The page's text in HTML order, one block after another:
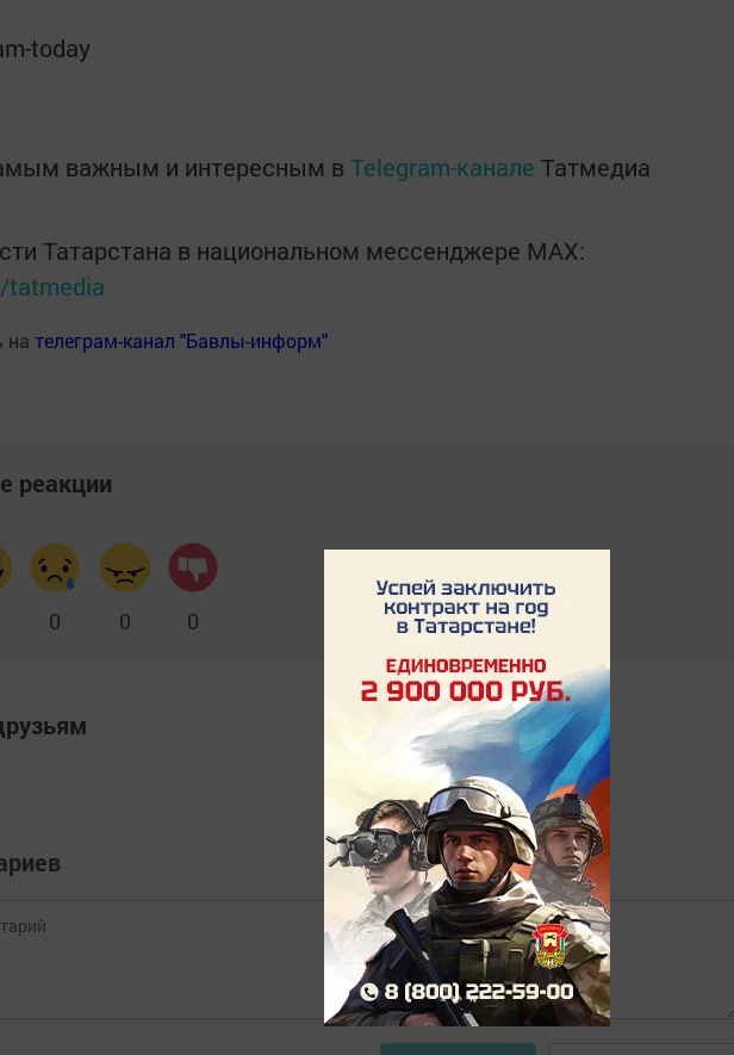
today
важным и интересным в Telegram-канале Татмедиа
Татарстана в национальном мессенджере MАХ:
tatmedia
на телеграм-канал "Бавлы-информ"
реакции
0 0 0